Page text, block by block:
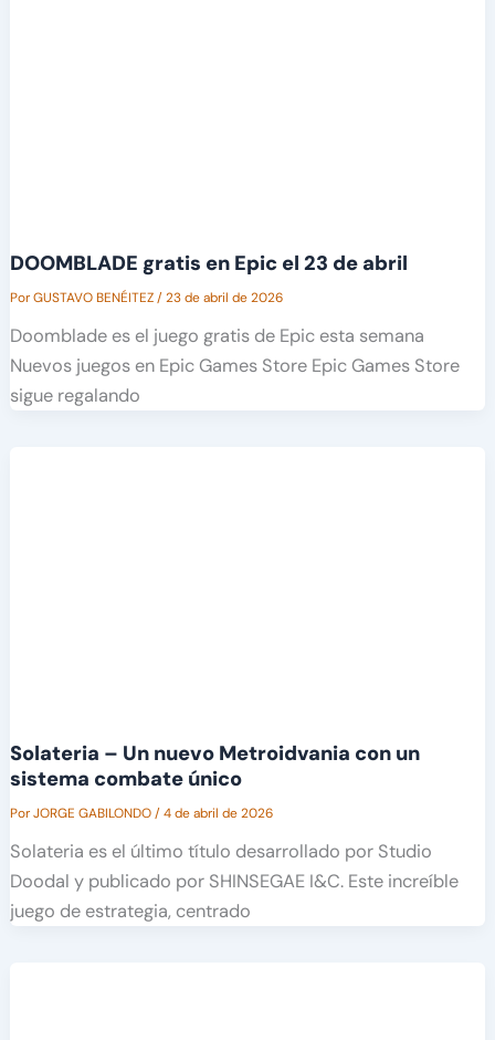
DOOMBLADE gratis en Epic el 23 de abril
PorGUSTAVO BENÉITEZ/23 de abril de 2026
Doomblade es el juego gratis de Epic esta semana
Nuevos juegos en Epic Games Store Epic Games Store
sigue regalando
Solateria – Un nuevo Metroidvania con un
sistema combate único
PorJORGE GABILONDO/4 de abril de 2026
Solateria es el último título desarrollado por Studio
Doodal y publicado por SHINSEGAE I&C. Este increíble
juego de estrategia, centrado